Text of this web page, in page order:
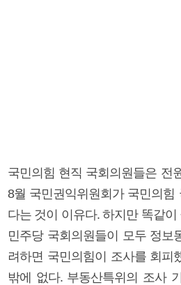
국민의힘 현직 국회의원들은 전
8월 국민권익위원회가 국민의힘
다는 것이 이유다. 하지만 똑같
민주당 국회의원들이 모두 정보
려하면 국민의힘이 조사를 회피
밖에 없다. 부동산특위의 조사